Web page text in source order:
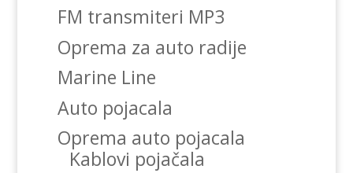
FM transmiteri MP3
Oprema za auto radije
Marine Line
Auto pojacala
Oprema auto pojacala
Kablovi pojačala